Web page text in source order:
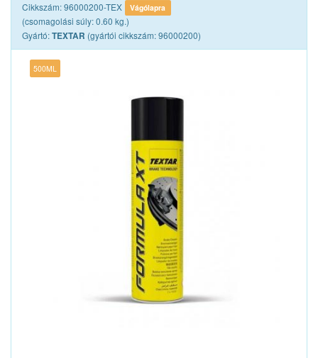
Cikkszám: 96000200-TEX Vágólapra
(csomagolási súly: 0.60 kg.)
Gyártó:TEXTAR (gyártói cikkszám: 96000200)
500ML